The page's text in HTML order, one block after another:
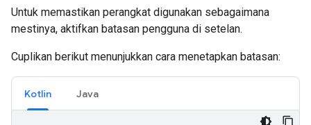
Untuk memastikan perangkat digunakan sebagaimana
mestinya, aktifkan batasan pengguna di setelan.
Cuplikan berikut menunjukkan cara menetapkan batasan:
Kotlin Java